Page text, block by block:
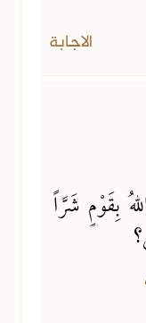
الاجابة
بِقَوْمٍ شَرَّاً